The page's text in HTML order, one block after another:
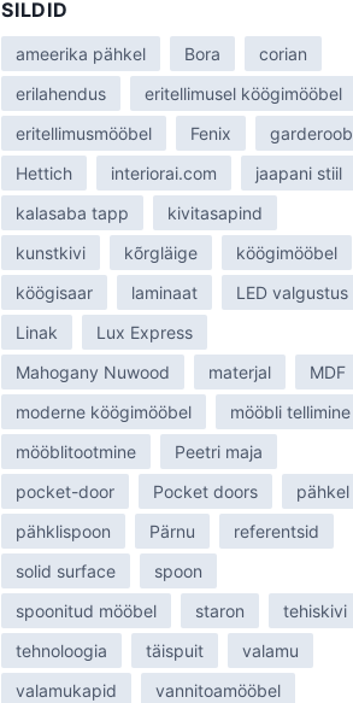
:SILDID
ameerika pähkel Bora
corian
erilahendus
eritellimusel köögimööbel
eritellimusmööbel
Fenix
garderoob
Hettich
interiorai.com
jaapani stiil
kalasaba tapp
kivitasapind
kunstkivi
kõrgläige
köögimööbel
köögisaar
laminaat
LED valgustus
Linak
Lux Express
Mahogany Nuwood
materjal
MDF
moderne köögimööbel
mööbli tellimine
mööblitootmine
Peetri maja
pocket-door
Pocket doors
pähkel
pähklispoon
Pärnu
referentsid
solid surface
spoon
spoonitud mööbel
staron
tehiskivi
tehnoloogia
täispuit
valamu
valamukapid
vannitoamööbel